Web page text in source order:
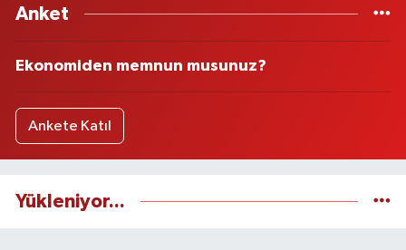
Anket
Ekonomiden memnun musunuz?
Ankete Katıl
Yükleniyor...